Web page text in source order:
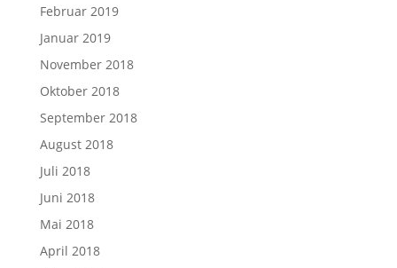
Februar 2019
Januar 2019
November 2018
Oktober 2018
September 2018
August 2018
Juli 2018
Juni 2018
Mai 2018
April 2018